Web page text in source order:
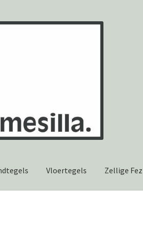
Vloertegels Zellige Fez